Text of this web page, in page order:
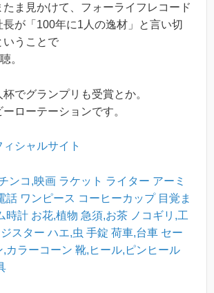
ま見かけて、フォーライフレコード
が「100年に1人の逸材」と言い切
いうことで
。
でグランプリも受賞とか。
ローテーションです。
シャルサイト
ンコ,映画 ラケット ライター アーミ
話 ワンピース コーヒーカップ 目覚ま
時計 お花,植物 急須,お茶 ノコギリ,工
スター ハエ,虫 手錠 荷車,台車 セー
カラーコーン 靴,ヒール,ピンヒール